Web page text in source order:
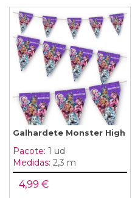
Galhardete Monster High
Pacote: 1 ud
Medidas: 2,3 m
4,99 €